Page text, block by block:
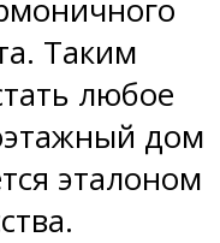
Таким
любое
дом
эталоном